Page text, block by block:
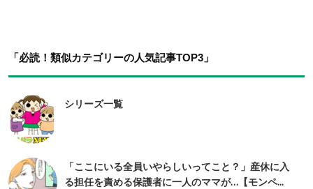
「必読！類似カテゴリーの人気記事TOP3」
シリーズ一覧
「ここにいる全員いやらしいってこと？」産休に入
る担任を責める保護者に一人のママが…【モンペ...